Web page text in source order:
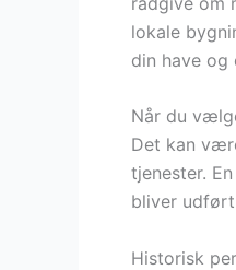
lokale
din have og
Når du
Det kan
tjenester.
bliver
Historisk